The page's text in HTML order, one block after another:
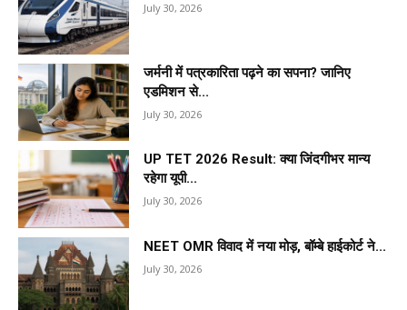
July 30, 2026
जर्मनी में पत्रकारिता पढ़ने का सपना? जानिए
एडमिशन से...
July 30, 2026
UP TET 2026 Result: क्या जिंदगीभर मान्य
रहेगा यूपी...
July 30, 2026
NEET OMR विवाद में नया मोड़, बॉम्बे हाईकोर्ट ने...
July 30, 2026